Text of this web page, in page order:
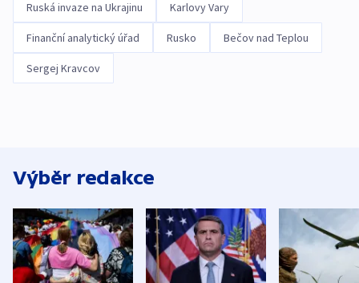
Ruská invaze na Ukrajinu Karlovy Vary
Finanční analytický úřad Rusko Bečov nad Teplou
Sergej Kravcov
Výběr redakce